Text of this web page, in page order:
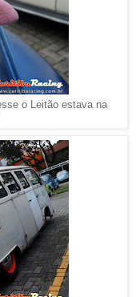
o Leitão estava na